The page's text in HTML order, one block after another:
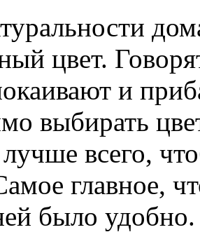
цвет.
и
выбирать
лучше всего,
главное,
было удобно.